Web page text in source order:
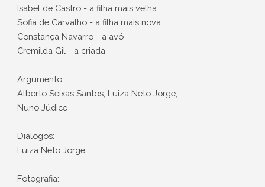
Isabel de Castro - a filha mais velha
Sofia de Carvalho - a filha mais nova
Constança Navarro - a avó
Cremilda Gil - a criada
Argumento:
Alberto Seixas Santos, Luiza Neto Jorge,
Nuno Júdice
Diálogos:
Luiza Neto Jorge
Fotografia: